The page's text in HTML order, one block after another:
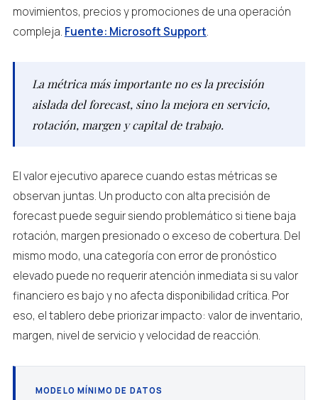
movimientos, precios y promociones de una operación
compleja. Fuente: Microsoft Support.
La métrica más importante no es la precisión
aislada del forecast, sino la mejora en servicio,
rotación, margen y capital de trabajo.
El valor ejecutivo aparece cuando estas métricas se
observan juntas. Un producto con alta precisión de
forecast puede seguir siendo problemático si tiene baja
rotación, margen presionado o exceso de cobertura. Del
mismo modo, una categoría con error de pronóstico
elevado puede no requerir atención inmediata si su valor
financiero es bajo y no afecta disponibilidad crítica. Por
eso, el tablero debe priorizar impacto: valor de inventario,
margen, nivel de servicio y velocidad de reacción.
MODELO MÍNIMO DE DATOS